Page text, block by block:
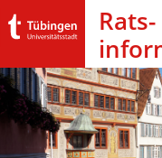
Rats­